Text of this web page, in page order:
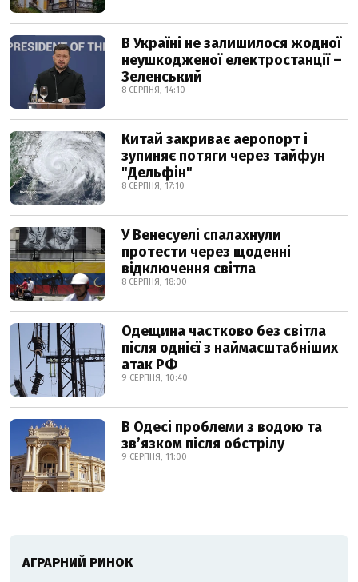
В Україні не залишилося жодної
неушкодженої електростанції –
Зеленський
8 СЕРПНЯ, 14:10
Китай закриває аеропорт і
зупиняє потяги через тайфун
"Дельфін"
8 СЕРПНЯ, 17:10
У Венесуелі спалахнули
протести через щоденні
відключення світла
8 СЕРПНЯ, 18:00
Одещина частково без світла
після однієї з наймасштабніших
атак РФ
9 СЕРПНЯ, 10:40
В Одесі проблеми з водою та
звʼязком після обстрілу
9 СЕРПНЯ, 11:00
АГРАРНИЙ РИНОК